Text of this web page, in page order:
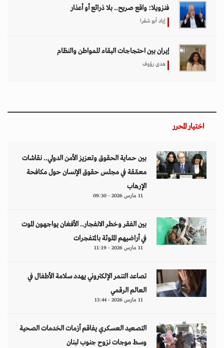
فنزويلا: واقع صريح.. بلا ذرائع أو أعذار
إياد أبو شقرا
إيران بين احتجاجات البقاء للمواطن والنظام
هدى رؤوف
اختيار المحرر
بين حماية الحقوق وتعزيز الأمن الدولي.. نقاشات
معمّقة في مجلس حقوق الإنسان حول مكافحة
الإرهاب
11 مارس 2026 - 09:30
بين الفقر وخطر الانفجار.. الأفغان يواجهون الموت
في أراضيهم الملوثة بالمتفجرات
11 مارس 2026 - 11:19
تصاعد التنمر الإلكتروني يهدد سلامة الأطفال في
العالم الرقمي
11 مارس 2026 - 13:44
التصعيد العسكري يفاقم أزمات الخدمات الصحية
وسط موجات نزوح جنوب لبنان